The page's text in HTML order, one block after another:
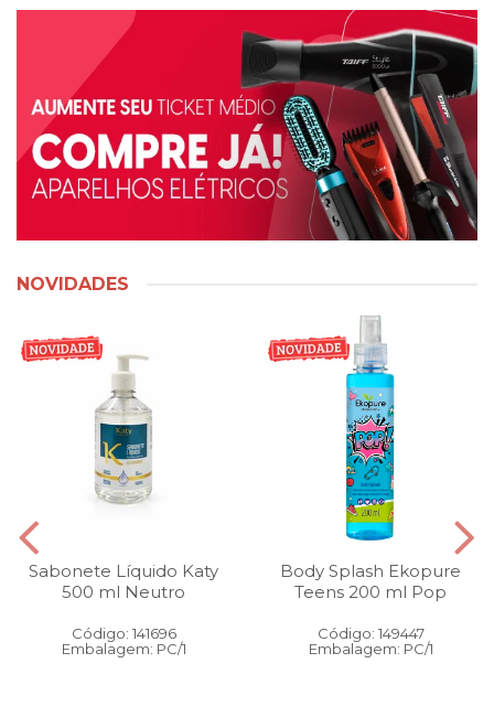
NOVIDADES
Sabonete Líquido Katy
500 ml Neutro
Código: 141696
Embalagem: PC/1
Body Splash Ekopure
Teens 200 ml Pop
Código: 149447
Embalagem: PC/1